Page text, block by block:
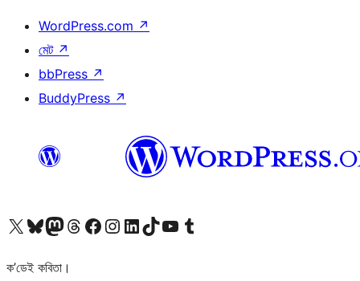
WordPress.com ↗
মেট ↗
bbPress ↗
BuddyPress ↗
আমাৰ X (আগৰ Twitter) একাউণ্টলৈ যাওকআমাৰ Bluesky একাউণ্টলৈ যাওকআমাৰ Mastodon একাউণ্টলৈ যাওকআমাৰ Threads একাউণ্টলৈ যাওকআমাৰ Facebook পৃষ্ঠালৈ যাওকআমাৰ Instagram একাউণ্টলৈ যাওকআমাৰ LinkedIn একাউণ্টলৈ যাওকআমাৰ TikTok একাউণ্টলৈ যাওকআমাৰ YouTube চেনেললৈ যাওকআমাৰ Tumblr একাউণ্টলৈ যাওক
ক’ডেই কবিতা।